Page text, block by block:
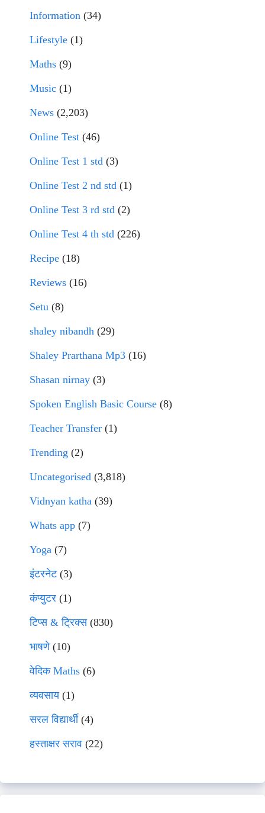
Information (34)
Lifestyle (1)
Maths (9)
Music (1)
News (2,203)
Online Test (46)
Online Test 1 std (3)
Online Test 2 nd std (1)
Online Test 3 rd std (2)
Online Test 4 th std (226)
Recipe (18)
Reviews (16)
Setu (8)
shaley nibandh (29)
Shaley Prarthana Mp3 (16)
Shasan nirnay (3)
Spoken English Basic Course (8)
Teacher Transfer (1)
Trending (2)
Uncategorised (3,818)
Vidnyan katha (39)
Whats app (7)
Yoga (7)
इंटरनेट(3)
कंप्युटर (1)
टिप्स & ट्रिक्स(830)
भाषणे(10)
वेदिक Maths (6)
व्यवसाय(1)
सरल विद्यार्थी(4)
हस्ताक्षर सराव (22)